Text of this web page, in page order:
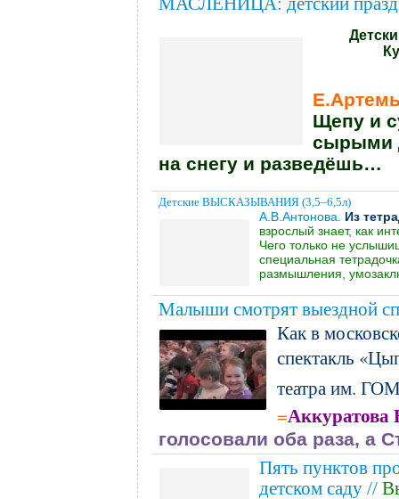
Щепу и
сырыми
на снегу и разведёшь…
Детские ВЫСКАЗЫВАНИЯ (3,5–6,5л)
А.В.Антонова.
Из
взрослый знает, как
Чего только не
специальная
размышления,
Малыши смотрят выездной
Как в
спектакль
театра им.
=Аккуратова
голосовали оба раза, а
Пять пунктов
детском саду //